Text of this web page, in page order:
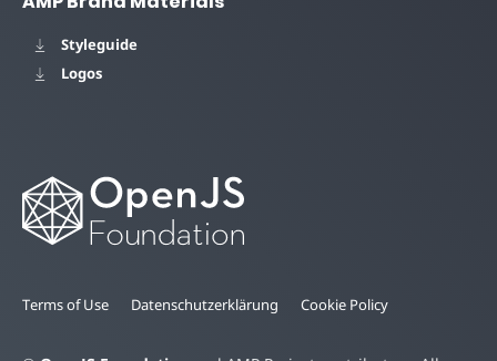
Styleguide
Logos
Terms of Use Datenschutzerklärung Cookie Policy